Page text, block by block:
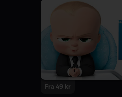
Fra 49 kr